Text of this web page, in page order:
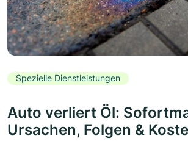
Spezielle Dienstleistungen
Auto verliert Öl:
Ursachen, Folgen &